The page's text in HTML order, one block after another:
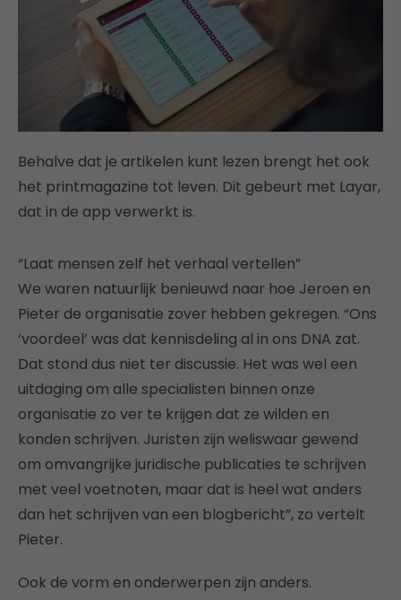
Behalve dat je artikelen kunt lezen brengt het ook
het printmagazine tot leven. Dit gebeurt met Layar,
dat in de app verwerkt is.
“Laat mensen zelf het verhaal vertellen”
We waren natuurlijk benieuwd naar hoe Jeroen en
Pieter de organisatie zover hebben gekregen. “Ons
‘voordeel’ was dat kennisdeling al in ons DNA zat.
Dat stond dus niet ter discussie. Het was wel een
uitdaging om alle specialisten binnen onze
organisatie zo ver te krijgen dat ze wilden en
konden schrijven. Juristen zijn weliswaar gewend
om omvangrijke juridische publicaties te schrijven
met veel voetnoten, maar dat is heel wat anders
dan het schrijven van een blogbericht”, zo vertelt
Pieter.
Ook de vorm en onderwerpen zijn anders.